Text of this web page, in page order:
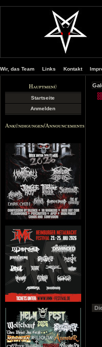
Wir, das Team Links Kontakt
Hauptmenü
Startseite
Anmelden
Ankündigungen/Announcements